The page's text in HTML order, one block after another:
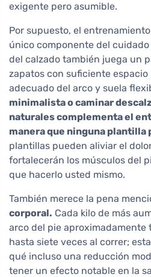
exigente pero asumible.
Por supuesto, el
único componente del
del calzado también juega un
zapatos con suficiente
adecuado del arco y suela
minimalista o caminar
naturales complementa el
manera que ninguna plantilla
plantillas pueden aliviar el
fortalecerán los músculos del
que hacerlo usted mismo.
También merece la pena
corporal. Cada kilo de más
arco del pie aproximadamente
hasta siete veces al correr;
qué incluso una reducción
tener un efecto notable en la